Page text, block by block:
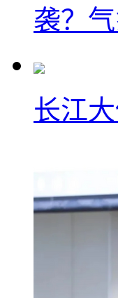
袭？
长江